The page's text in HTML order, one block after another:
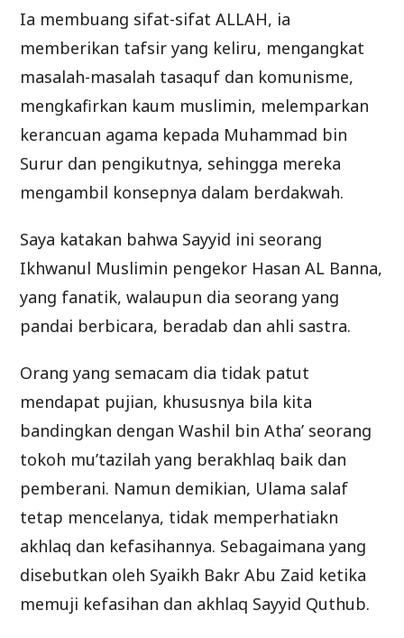
Ia membuang sifat-sifat ALLAH, ia
memberikan tafsir yang keliru, mengangkat
masalah-masalah tasaquf dan komunisme,
mengkafirkan kaum muslimin, melemparkan
kerancuan agama kepada Muhammad bin
Surur dan pengikutnya, sehingga mereka
mengambil konsepnya dalam berdakwah.
Saya katakan bahwa Sayyid ini seorang
Ikhwanul Muslimin pengekor Hasan AL Banna,
yang fanatik, walaupun dia seorang yang
pandai berbicara, beradab dan ahli sastra.
Orang yang semacam dia tidak patut
mendapat pujian, khususnya bila kita
bandingkan dengan Washil bin Atha’ seorang
tokoh mu’tazilah yang berakhlaq baik dan
pemberani. Namun demikian, Ulama salaf
tetap mencelanya, tidak memperhatiakn
akhlaq dan kefasihannya. Sebagaimana yang
disebutkan oleh Syaikh Bakr Abu Zaid ketika
memuji kefasihan dan akhlaq Sayyid Quthub.